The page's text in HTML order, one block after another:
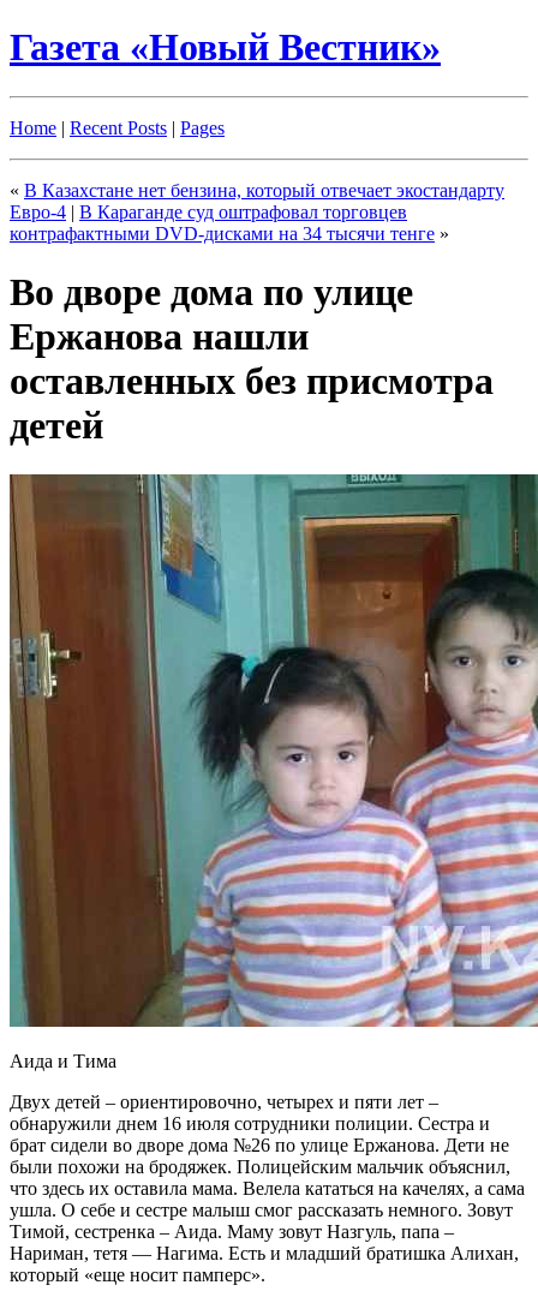
Газета «Новый Вестник»
Home | Recent Posts | Pages
« В Казахстане нет бензина, который отвечает экостандарту
Евро-4 | В Караганде суд оштрафовал торговцев
контрафактными DVD-дисками на 34 тысячи тенге »
Во дворе дома по улице
Ержанова нашли
оставленных без присмотра
детей
Аида и Тима
Двух детей – ориентировочно, четырех и пяти лет –
обнаружили днем 16 июля сотрудники полиции. Сестра и
брат сидели во дворе дома №26 по улице Ержанова. Дети не
были похожи на бродяжек. Полицейским мальчик объяснил,
что здесь их оставила мама. Велела кататься на качелях, а сама
ушла. О себе и сестре малыш смог рассказать немного. Зовут
Тимой, сестренка – Аида. Маму зовут Назгуль, папа –
Нариман, тетя — Нагима. Есть и младший братишка Алихан,
который «еще носит памперс».